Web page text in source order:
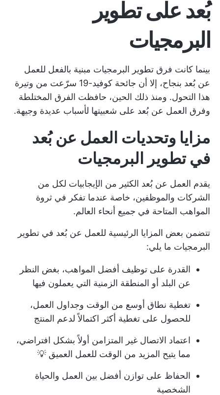
بُعد على تطوير
البرمجيات
بينما كانت فرق تطوير البرمجيات مبنية بالفعل للعمل
عن بُعد بنجاح، إلا أن جائحة كوفيد-19 سرّعت من وتيرة
هذا التحول. ومنذ ذلك الحين، حافظت الفرق المختلطة
وفرق العمل عن بُعد على شعبيتها لأسباب عديدة وجيهة.
مزايا وتحديات العمل عن بُعد
في تطوير البرمجيات
يقدم العمل عن بُعد الكثير من الإيجابيات لكل من
الشركات والموظفين، خاصة عندما تفكر في ثروة
المواهب المتاحة في جميع أنحاء العالم.
تتضمن بعض المزايا الرئيسية للعمل عن بُعد في تطوير
البرمجيات ما يلي:
القدرة على توظيف أفضل المواهب، بغض النظر
عن البلد أو المنطقة الزمنية التي يعملون فيها
تغطية نطاق أوسع من الوقت وجداول العمل،
للحصول على تغطية أكثر اكتمالاً لدعم المنتج
اعتماد الاتصال غير المتزامن أولاً بشكل افتراضي،
مما يتيح المزيد من الوقت للعمل العميق 💡
الحفاظ على توازن أفضل بين العمل والحياة
الشخصية